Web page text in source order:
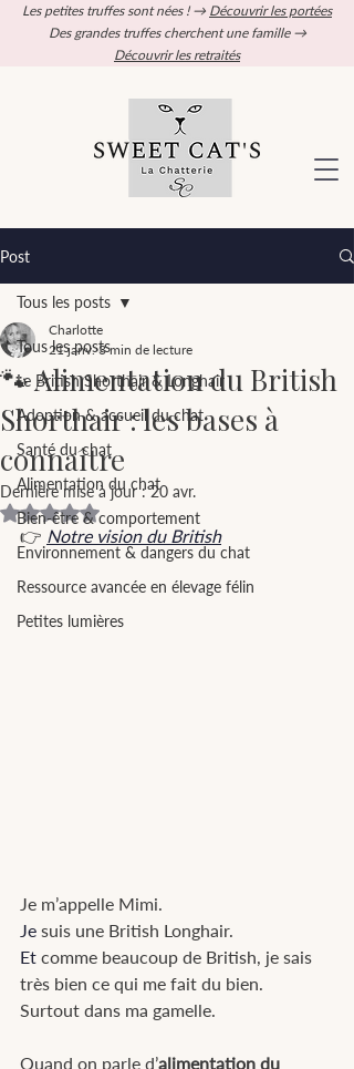
Les petites truffes sont nées ! → Découvrir les portées
Des grandes truffes cherchent une famille →
Découvrir les retraités
Post
Tous les posts
Le British Shorthair & Longhair
Adoption & accueil du chat
Santé du chat
Alimentation du chat
Bien-être & comportement
Environnement & dangers du chat
Ressource avancée en élevage félin
Petites lumières
Tous les posts
🐾 Alimentation du British
Shorthair : les bases à
connaître
Charlotte
21 janv. 3 min de lecture
Dernière mise à jour :20 avr.
Noté NaN étoiles sur 5.
👉 Notre vision du British
Je m’appelle Mimi.
Je suis une British Longhair.
Et comme beaucoup de British, je sais
très bien ce qui me fait du bien.
Surtout dans ma gamelle.
Quand on parle d’alimentation du